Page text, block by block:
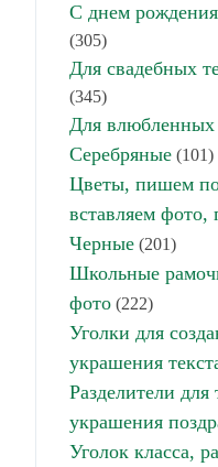
С днем
(305)
Для свадебных
(345)
Для влюбленных
Серебряные (101)
Цветы, пишем
вставляем фото,
Черные (201)
Школьные
фото (222)
Уголки для
украшения
Разделители для
украшения
Уголок класса,